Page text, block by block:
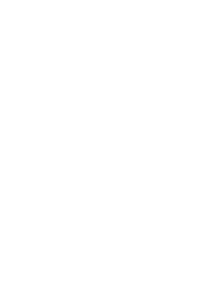
等原因已无恢复可能的四肢